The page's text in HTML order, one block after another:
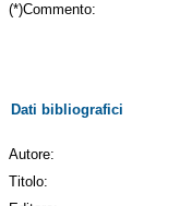
(*)Commento:
Dati bibliografici
Autore:
Titolo: